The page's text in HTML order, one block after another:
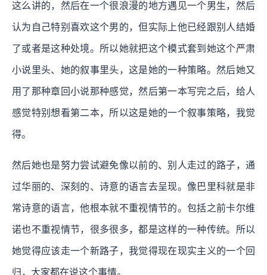
这么讲的，然后在一个很浪漫的地方遇见一个男生，然后
认为自己特别喜欢这个男的，但实际上他已经跟别人结婚
了或者是这种处境。所以她就把这个模式套到她这个严肃
小说里头、她的叙事里头，这是她的一种策略。然后她又
用了那种章回小说那种感觉，然后第一本写完之后，给人
感觉特别想看第二本，所以这是她的一个叙事策略，我觉
得。
然后她也是努力尝试避免像以前的、别人走过的路子，通
过华丽的、深刻的、诗意的语言去呈现。像巴里科就是非
常诗意的语言，他根本就不重视情节的。包括之前卡尔维
诺也不重视情节，很多很多，都是这样的一种传统。所以
她觉得应该走一个新路子，我觉得现在现实主义的一个回
归，大家都在说这个事情。